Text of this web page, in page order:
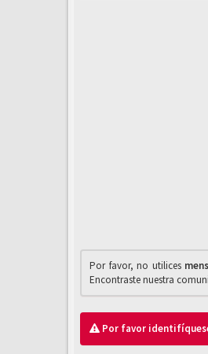
Por favor, no utilices
Encontraste nuestra
Por favor